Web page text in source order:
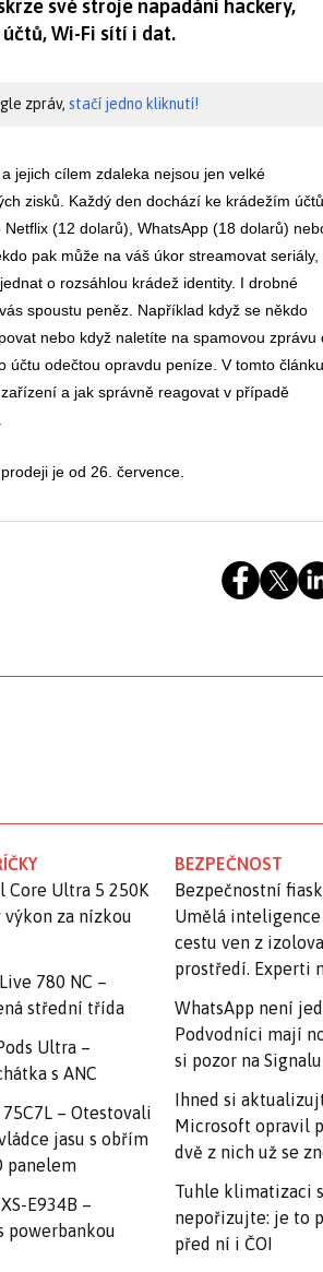
své stroje napadáni hackery,
Wi-Fi sítí i dat.
zpráv, stačí jedno kliknutí!
jejich cílem zdaleka nejsou jen velké
zisků. Každý den dochází ke krádežím účtů
(12 dolarů), WhatsApp (18 dolarů)
pak může na váš úkor streamovat seriály,
o rozsáhlou krádež identity. I drobné
spoustu peněz. Například když se někdo
nebo když naletíte na spamovou zprávu
odečtou opravdu peníze. V tomto článku
a jak správně reagovat v případě
je od 26. července.
Core Ultra 5 250K
výkon za nízkou
780 NC –
střední třída
Ultra –
s ANC
75C7L – Otestovali
jasu s obřím
panelem
E934B –
powerbankou
BEZPEČNOST
Bezpečnostní
Umělá inteligence
cestu ven z
prostředí. Experti
WhatsApp není
Podvodníci mají
si pozor na Signalu
Ihned si
Microsoft opravil
dvě z nich už se
Tuhle klimatizaci
nepořizujte: je to
před ní i ČOI